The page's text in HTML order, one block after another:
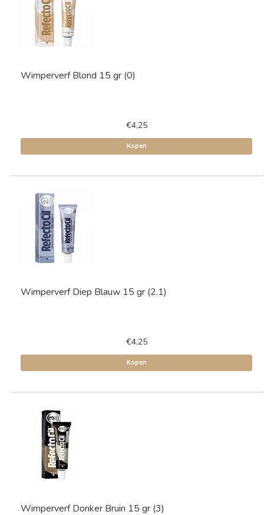
Wimperverf Blond 15 gr (0)
€4,25
Kopen
Wimperverf Diep Blauw 15 gr (2.1)
€4,25
Kopen
Wimperverf Donker Bruin 15 gr (3)